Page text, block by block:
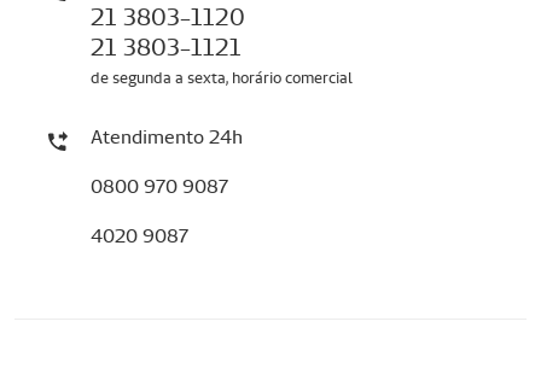
21 3803-1120
21 3803-1121
de segunda a sexta, horário comercial
Atendimento 24h
0800 970 9087
4020 9087